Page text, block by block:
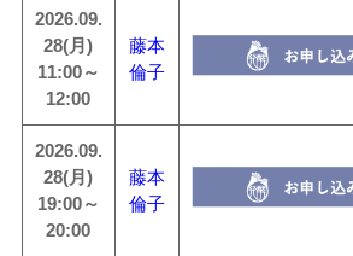
2026.09.
28(月)
11:00～
12:00
藤本
倫子
2026.09.
28(月)
19:00～
20:00
藤本
倫子